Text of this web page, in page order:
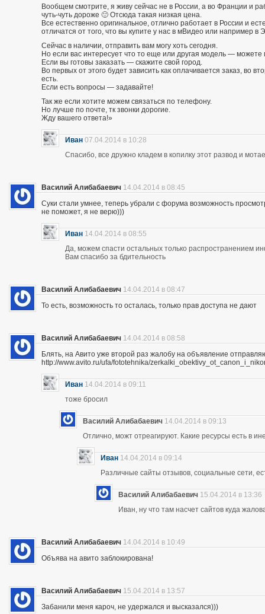
Вообщем смотрите, я живу сейчас не в России, а во Франции и
чуть-чуть дороже 🙂 Отсюда такая низкая цена.
Все естественно оригинальное, отлично работает в России и
отличатся от того, что вы купите у нас в мВидео или например в
Сейчас в наличии, отправить вам могу хоть сегодня.
Но если вас интересует что то еще или другая модель —
Если вы готовы заказать — скажите свой город.
Во первых от этого будет зависить как оплачивается заказ, во
есть.
Если есть вопросы — задавайте!
Так же если хотите можем связаться по телефону.
Но лучше по почте, тк звонки дорогие.
Жду вашего ответа!»
Иван 07.04.2014 в 10:28
Спасибо, все дружно кладем в копилку этот развод и
Василий Алибабаевич 14.04.2014 в 08:45
Суки стали умнее, теперь убрали с форума возможность
не поможет, я не верю)))
Иван 14.04.2014 в 08:55
Да, можем спасти остальных только распространением
Вам спасибо за бдительность
Василий Алибабаевич 14.04.2014 в 08:47
То есть, возможность то осталась, только прав доступа не дают
Василий Алибабаевич 14.04.2014 в 08:58
Блять, на Авито уже второй раз жалобу на объявление
http://www.avito.ru/ufa/fototehnika/
Иван 14.04.2014 в 09:11
тоже бросил
Василий Алибабаевич 14.04.2014 в 09:13
Отлично, можт отреагируют. Какие ресурсы есть в
Иван 14.04.2014 в 09:14
Различные сайты отзывов, социальные сети,
Василий Алибабаевич 15.04.2014 в 13:36
Иван, ну что там насчет сайтов куда
Василий Алибабаевич 14.04.2014 в 10:49
Объява на авито заблокирована!
Василий Алибабаевич 15.04.2014 в 13:57
Забанили меня кароч, не удержался и высказался)))